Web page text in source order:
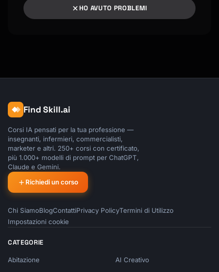
HO AVUTO PROBLEMI
Find Skill.ai
Corsi IA pensati per la tua professione —
insegnanti, infermieri, commercialisti,
marketer e altri. 250+ corsi con certificato,
più 1.000+ modelli di prompt per ChatGPT,
Claude e Gemini.
Richiedi un corso
Chi SiamoBlogContattiPrivacy PolicyTermini di Utilizzo
Impostazioni cookie
CATEGORIE
Abitazione AI Creativo